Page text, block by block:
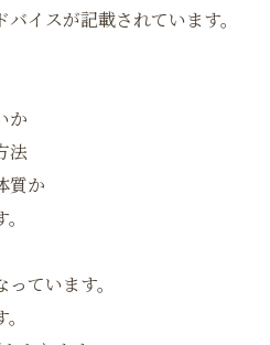
イスが記載されています。
か
法
質か
ています。